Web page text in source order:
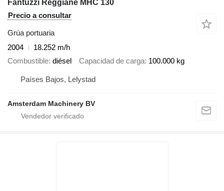
Fantuzzi Reggiane MHC 130
Precio a consultar
Grúa portuaria
2004
18.252 m/h
Combustible diésel Capacidad de carga 100.000 kg
Países Bajos, Lelystad
Amsterdam Machinery BV